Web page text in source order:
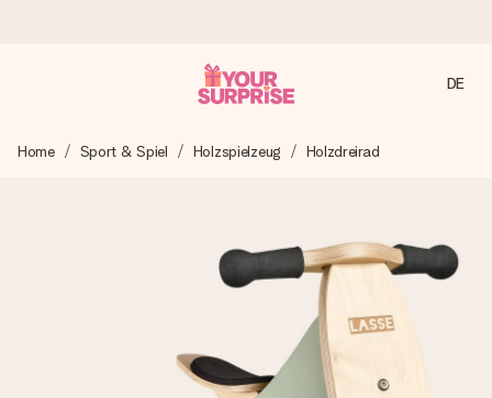
Wir bereiten dein Geschenk sorgfältig vor und schicken es
4,7 (basierend auf +15.000 Bewertungen)
Unsere Geschenke begeistern. Kunden bewerten uns mit
4,7 bei Google Reviews (Gesamtergebnis aller Länder, in
DE
Home Sport & Spiel Holzspielzeug Holzdreirad